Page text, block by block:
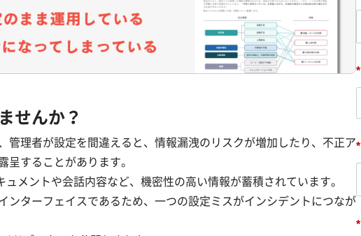
せんか？
管理者が設定を間違えると、情報漏洩のリスクが増加したり、不正ア
することがあります。
メントや会話内容など、機密性の高い情報が蓄積されています。
ンターフェイスであるため、一つの設定ミスがインシデントにつなが
*
*
*